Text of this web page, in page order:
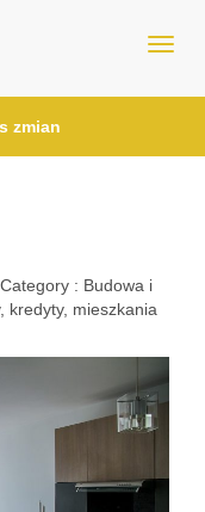
zmian
Category : Budowa i
, kredyty, mieszkania